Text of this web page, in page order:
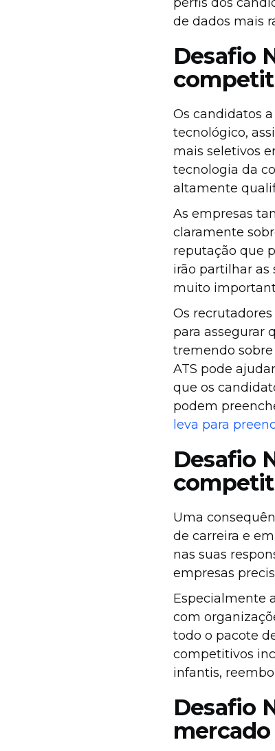
de dados mais
Desafio
Os candidatos
tecnológico,
mais seletivos
tecnologia da
altamente
As empresas
claramente
reputação que
irão partilhar as
muito
Os
para assegurar
tremendo
ATS pode
que os
podem
leva para
Desafio
Uma
de carreira e
nas suas
empresas
Especialmente
com
todo o pacote
competitivos
infantis,
Desafio
mercado